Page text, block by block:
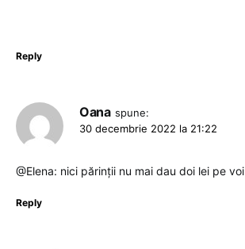
Reply
Oana spune:
30 decembrie 2022 la 21:22
@Elena: nici părinții nu mai dau doi lei pe voi
Reply